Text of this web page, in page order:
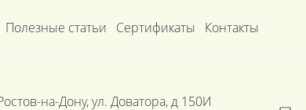
Полезные статьи Сертификаты Контакты
на-Дону, ул. Доватора, д 150И